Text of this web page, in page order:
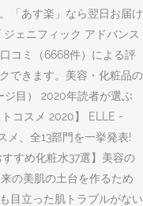
「あす楽」なら翌日お届け
ェニフィック アドバンス
コミ（6668件）による評
できます。美容・化粧品の
ジ目） 2020年読者が選ぶ
コスメ 2020】 ELLE -
、全13部門を一挙発表!
すめ化粧水37選】美容の
の美肌の土台を作るため
目立った肌トラブルがない